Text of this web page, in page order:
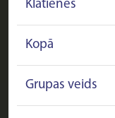
Klātienes
Kopā
Grupas veids